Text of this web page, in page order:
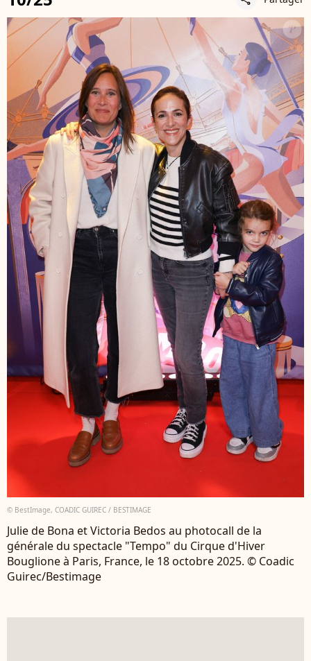
© BestImage, COADIC GUIREC / BESTIMAGE
Julie de Bona et Victoria Bedos au photocall de la
générale du spectacle "Tempo" du Cirque d'Hiver
Bouglione à Paris, France, le 18 octobre 2025. © Coadic
Guirec/Bestimage